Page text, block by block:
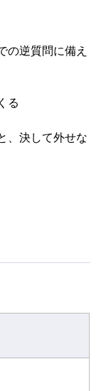
の逆質問に備え
る
、決して外せな